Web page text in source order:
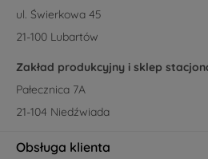
ul. Świerkowa 45
21-100 Lubartów
Zakład produkcyjny i sklep
Pałecznica 7A
21-104 Niedźwiada
Obsługa klienta